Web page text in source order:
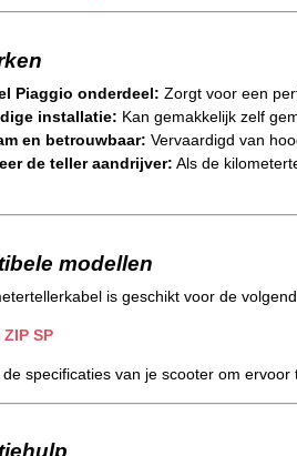
Piaggio onderdeel: Zorgt voor een
installatie: Kan gemakkelijk zelf
en betrouwbaar: Vervaardigd van
de teller aandrijver: Als de
modellen
is geschikt voor de
SP
specificaties van je scooter om